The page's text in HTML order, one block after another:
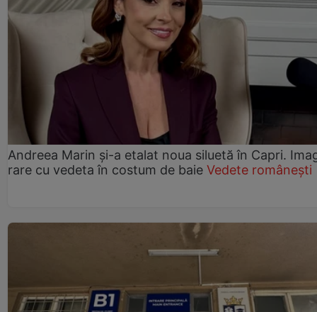
Andreea Marin și-a etalat noua siluetă în Capri.
rare cu vedeta în costum de baie Vedete românești